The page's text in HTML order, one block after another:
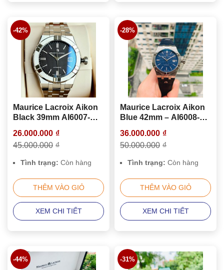
Maurice Lacroix Aikon
Black 39mm AI6007-
26.000.000 ₫
45.000.000 ₫
Tình trạng: Còn hàng
THÊM VÀO GIỎ
-42%
XEM CHI TIẾT
Maurice Lacroix Aikon
Blue 42mm – AI6008-
36.000.000 ₫
50.000.000 ₫
Tình trạng: Còn hàng
THÊM VÀO GIỎ
-28%
XEM CHI TIẾT
-44% -31%